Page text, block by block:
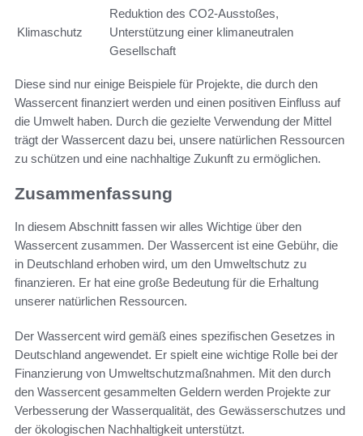
Klimaschutz
Reduktion des CO2-Ausstoßes,
Unterstützung einer klimaneutralen
Gesellschaft
Diese sind nur einige Beispiele für Projekte, die durch den
Wassercent finanziert werden und einen positiven Einfluss auf
die Umwelt haben. Durch die gezielte Verwendung der Mittel
trägt der Wassercent dazu bei, unsere natürlichen Ressourcen
zu schützen und eine nachhaltige Zukunft zu ermöglichen.
Zusammenfassung
In diesem Abschnitt fassen wir alles Wichtige über den
Wassercent zusammen. Der Wassercent ist eine Gebühr, die
in Deutschland erhoben wird, um den Umweltschutz zu
finanzieren. Er hat eine große Bedeutung für die Erhaltung
unserer natürlichen Ressourcen.
Der Wassercent wird gemäß eines spezifischen Gesetzes in
Deutschland angewendet. Er spielt eine wichtige Rolle bei der
Finanzierung von Umweltschutzmaßnahmen. Mit den durch
den Wassercent gesammelten Geldern werden Projekte zur
Verbesserung der Wasserqualität, des Gewässerschutzes und
der ökologischen Nachhaltigkeit unterstützt.